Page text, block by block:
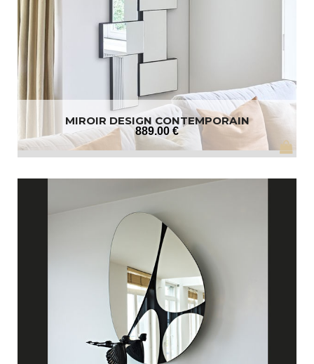
MIROIR DESIGN CONTEMPORAIN
889.00 €